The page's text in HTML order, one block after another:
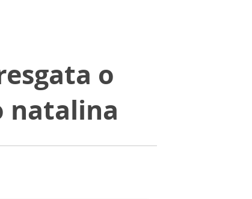
o
natalina